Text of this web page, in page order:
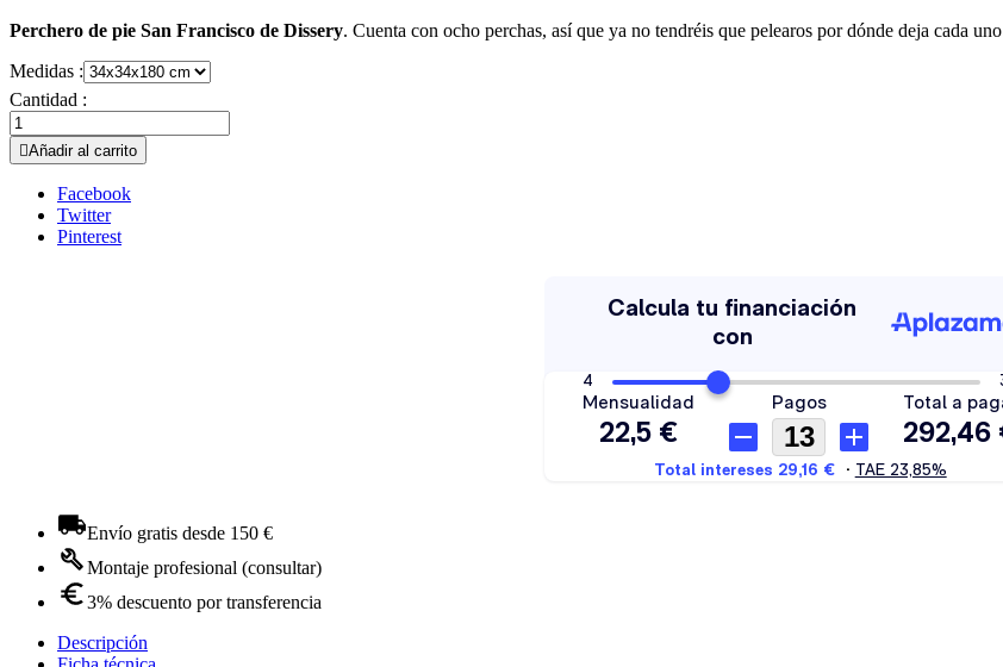
Perchero de pie San Francisco de Dissery. Cuenta con ocho perchas, así que ya no tendréis que pelearos por dónde deja cada
Medidas :
Cantidad :
Añadir al carrito
Facebook
Twitter
Pinterest
Envío gratis desde 150 €
Montaje profesional (consultar)
3% descuento por transferencia
Descripción